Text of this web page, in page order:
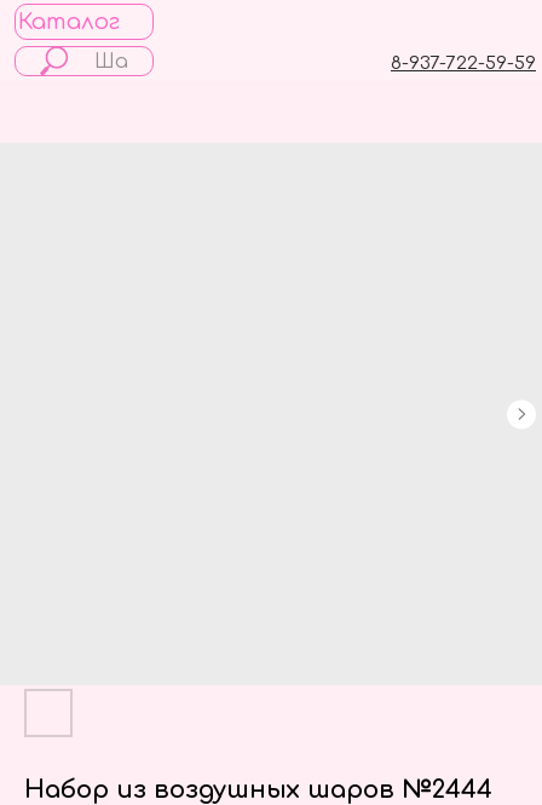
Каталог
8-937-722-59-59
Набор из воздушных шаров №2444